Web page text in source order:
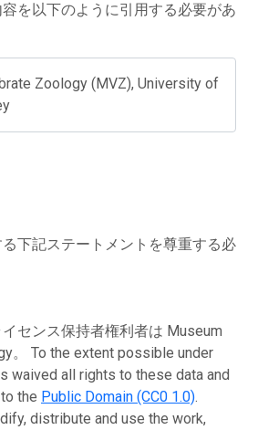
を以下のように引用する必要があ
Zoology (MVZ), University of
下記ステートメントを尊重する必
センス保持者権利者は Museum
。 To the extent possible under
waived all rights to these data and
the Public Domain (CC0 1.0).
distribute and use the work,